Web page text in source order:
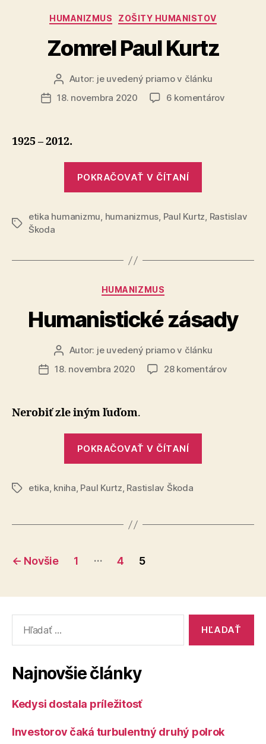
Kategórie
HUMANIZMUS ZOŠITY HUMANISTOV
Zomrel Paul Kurtz
Autor
článku
Autor: je uvedený priamo v článku
Dátum
18. novembra 2020 6 komentárovna
1925 – 2012.
POKRAČOVAŤ V ČÍTANÍ
Značky
etika humanizmu, humanizmus, Paul Kurtz, Rastislav
Škoda
Kategórie
HUMANIZMUS
Humanistické zásady
Autor
článku
Autor: je uvedený priamo v článku
Dátum
18. novembra 2020 28 komentárovna
Nerobiť zle iným ľuďom.
POKRAČOVAŤ V ČÍTANÍ
Značky
etika, kniha, Paul Kurtz, Rastislav Škoda
Stránkovanie
← Novšie 1 … 4 5
Najnovšie články
Kedysi dostala príležitosť
Investorov čaká turbulentný druhý polrok